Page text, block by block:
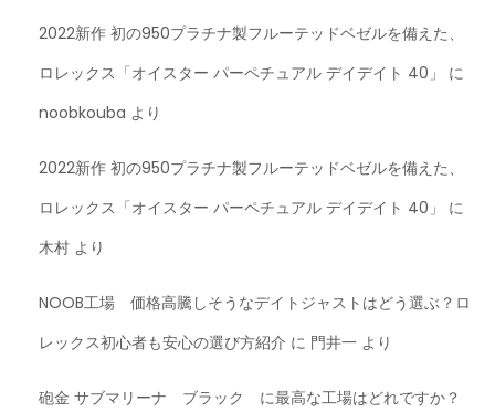
2022新作 初の950プラチナ製フルーテッドベゼルを備えた、
ロレックス「オイスター パーペチュアル デイデイト 40」
に
noobkouba より
2022新作 初の950プラチナ製フルーテッドベゼルを備えた、
ロレックス「オイスター パーペチュアル デイデイト 40」
に
木村 より
NOOB工場 価格高騰しそうなデイトジャストはどう選ぶ？ロ
レックス初心者も安心の選び方紹介 に 門井一 より
砲金 サブマリーナ ブラック に最高な工場はどれですか？